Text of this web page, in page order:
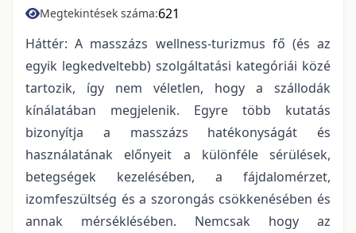
Megtekintések száma:621
Háttér: A masszázs wellness-turizmus fő (és az
egyik legkedveltebb) szolgáltatási kategóriái közé
tartozik, így nem véletlen, hogy a szállodák
kínálatában megjelenik. Egyre több kutatás
bizonyítja a masszázs hatékonyságát és
használatának előnyeit a különféle sérülések,
betegségek kezelésében, a fájdalomérzet,
izomfeszültség és a szorongás csökkenésében és
annak mérséklésében. Nemcsak hogy az